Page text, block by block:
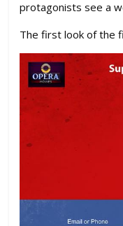
protagonists see a
The first look of the